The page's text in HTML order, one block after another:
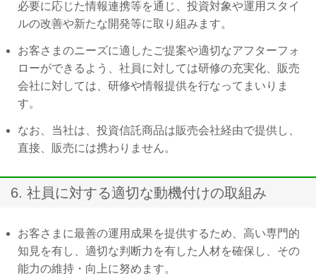
必要に応じた情報連携等を通じ、投資対象や運用スタイ
ルの改善や新たな開発等に取り組みます。
お客さまのニーズに適したご提案や適切なアフターフォ
ローができるよう、社員に対しては研修の充実化、販売
会社に対しては、研修や情報提供を行なってまいりま
す。
なお、当社は、投資信託商品は販売会社経由で提供し、
直接、販売には携わりません。
6. 社員に対する適切な動機付けの取組み
お客さまに最善の運用成果を提供するため、高い専門的
知見を有し、適切な判断力を有した人材を確保し、その
能力の維持・向上に努めます。